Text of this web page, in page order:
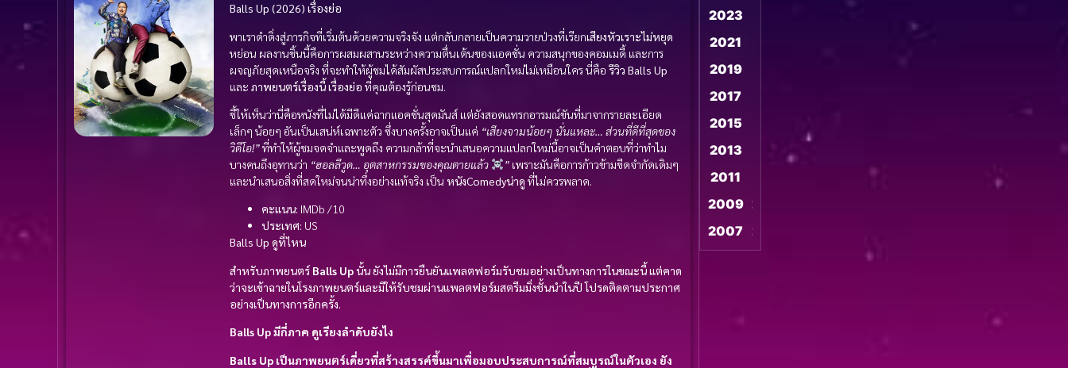
Balls Up (2026) เรื่องย่อ
พาเราดำดิ่งสู่ภารกิจที่เริ่มต้นด้วยความจริงจัง แต่กลับกลายเป็นความวายป่วงที่เรียกเสียงหัวเราะไม่หยุด
หย่อน ผลงานชิ้นนี้คือการผสมผสานระหว่างความตื่นเต้นของแอคชั่น ความสนุกของคอมเมดี้ และการ
ผจญภัยสุดเหนือจริง ที่จะทำให้ผู้ชมได้สัมผัสประสบการณ์แปลกใหม่ไม่เหมือนใคร นี่คือรีวิว Balls Up
และภาพยนตร์เรื่องนี้ เรื่องย่อ ที่คุณต้องรู้ก่อนชม.
ชี้ให้เห็นว่านี่คือหนังที่ไม่ได้มีดีแค่ฉากแอคชั่นสุดมันส์ แต่ยังสอดแทรกอารมณ์ขันที่มาจากรายละเอียด
เล็กๆ น้อยๆ อันเป็นเสน่ห์เฉพาะตัว ซึ่งบางครั้งอาจเป็นแค่ “เสียงจามน้อยๆ นั่นแหละ… ส่วนที่ดีที่สุดของ
วิดีโอ!”ที่ทำให้ผู้ชมจดจำและพูดถึง ความกล้าที่จะนำเสนอความแปลกใหม่นี้อาจเป็นคำตอบที่ว่าทำไม
บางคนถึงอุทานว่า “ฮอลลีวูด… อุตสาหกรรมของคุณตายแล้ว ” เพราะมันคือการก้าวข้ามขีดจำกัดเดิมๆ
และนำเสนอสิ่งที่สดใหม่จนน่าทึ่งอย่างแท้จริง เป็นหนังComedyน่าดูที่ไม่ควรพลาด.
คะแนน: IMDb /10
ประเทศ: US
Balls Up ดูที่ไหน
สำหรับภาพยนตร์Balls Upนั้น ยังไม่มีการยืนยันแพลตฟอร์มรับชมอย่างเป็นทางการในขณะนี้ แต่คาด
ว่าจะเข้าฉายในโรงภาพยนตร์และมีให้รับชมผ่านแพลตฟอร์มสตรีมมิ่งชั้นนำในปีโปรดติดตามประกาศ
อย่างเป็นทางการอีกครั้ง.
Balls Up มีกี่ภาค ดูเรียงลำดับยังไง
Balls Up เป็นภาพยนตร์เดี่ยวที่สร้างสรรค์ขึ้นมาเพื่อมอบประสบการณ์ที่สมบูรณ์ในตัวเอง ยัง
Prime
(609)
(11)
การ์ตูน
(28)
Animation
การ์ตูน
(235)
2023
2021
2019
2017
2015
2013
2011
2009 2008
2007 2006